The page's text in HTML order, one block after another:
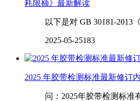
耗限额》最新解读
以下是对 GB 30181-2013《
2025-05-25183
2025 年胶带检测标准最新修订
问：2025年胶带检测标准